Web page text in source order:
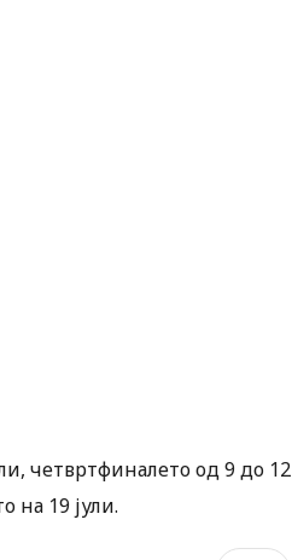
четвртфиналето од 9 до 12
на 19 јули.